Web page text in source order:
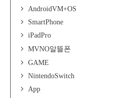
AndroidVM+OS
SmartPhone
iPadPro
MVNO알뜰폰
GAME
NintendoSwitch
App